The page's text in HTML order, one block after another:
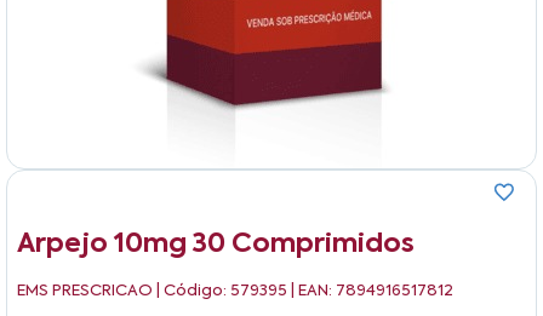
Arpejo 10mg 30 Comprimidos
EMS PRESCRICAO | Código: 579395 | EAN: 7894916517812